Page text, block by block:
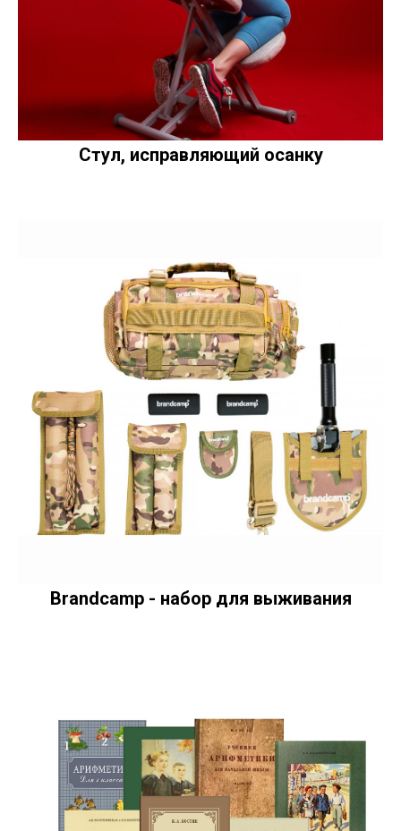
Стул, исправляющий осанку
Brandcamp - набор для выживания